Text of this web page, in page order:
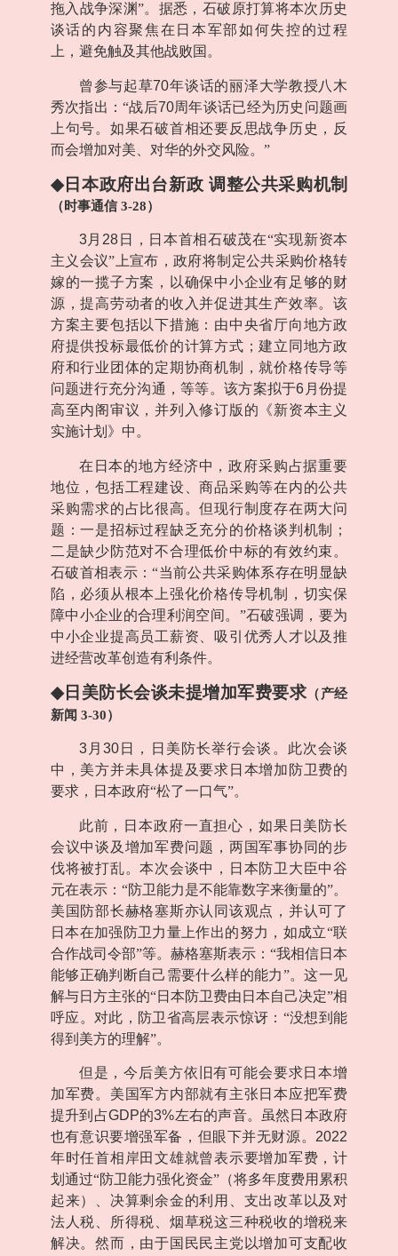
拖入战争深渊”。据悉，石破原打算将本次历史
谈话的内容聚焦在日本军部如何失控的过程
上，避免触及其他战败国。
曾参与起草70年谈话的丽泽大学教授八木
秀次指出：“战后70周年谈话已经为历史问题画
上句号。如果石破首相还要反思战争历史，反
而会增加对美、对华的外交风险。”
◆日本政府出台新政 调整公共采购机制
（时事通信3-28）
3月 28 日，日本首相石破茂在“实现新资本
主义会议”上宣布，政府将制定公共采购价格转
嫁的一揽子方案，以确保中小企业有足够的财
源，提高劳动者的收入并促进其生产效率。该
方案主要包括以下措施：由中央省厅向地方政
府提供投标最低价的计算方式；建立同地方政
府和行业团体的定期协商机制，就价格传导等
问题进行充分沟通，等等。该方案拟于6 月份提
高至内阁审议，并列入修订版的《新资本主义
实施计划》中。
在日本的地方经济中，政府采购占据重要
地位，包括工程建设、商品采购等在内的公共
采购需求的占比很高。但现行制度存在两大问
题：一是招标过程缺乏充分的价格谈判机制；
二是缺少防范对不合理低价中标的有效约束。
石破首相表示：“当前公共采购体系存在明显缺
陷，必须从根本上强化价格传导机制，切实保
障中小企业的合理利润空间。”石破强调，要为
中小企业提高员工薪资、吸引优秀人才以及推
进经营改革创造有利条件。
◆日美防长会谈未提增加军费要求 （产经
新闻 3-30）
3月30 日，日美防长举行会谈。此次会谈
中，美方并未具体提及要求日本增加防卫费的
要求，日本政府“松了一口气”。
此前，日本政府一直担心，如果日美防长
会议中谈及增加军费问题，两国军事协同的步
伐将被打乱。本次会谈中，日本防卫大臣中谷
元在表示：“防卫能力是不能靠数字来衡量的”。
美国防部长赫格塞斯亦认同该观点，并认可了
日本在加强防卫力量上作出的努力，如成立“联
合作战司令部”等。赫格塞斯表示：“我相信日本
能够正确判断自己需要什么样的能力”。这一见
解与日方主张的“日本防卫费由日本自己决定”相
呼应。对此，防卫省高层表示惊讶：“没想到能
得到美方的理解”。
但是，今后美方依旧有可能会要求日本增
加军费。美国军方内部就有主张日本应把军费
提升到占GDP的3%左右的声音。虽然日本政府
也有意识要增强军备，但眼下并无财源。2022
年时任首相岸田文雄就曾表示要增加军费，计
划通过“防卫能力强化资金”（将多年度费用累积
起来）、决算剩余金的利用、支出改革以及对
法人税、所得税、烟草税这三种税收的增税来
解决。然而，由于国民民主党以增加可支配收